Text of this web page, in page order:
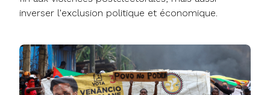
inverser l'exclusion politique et économique.